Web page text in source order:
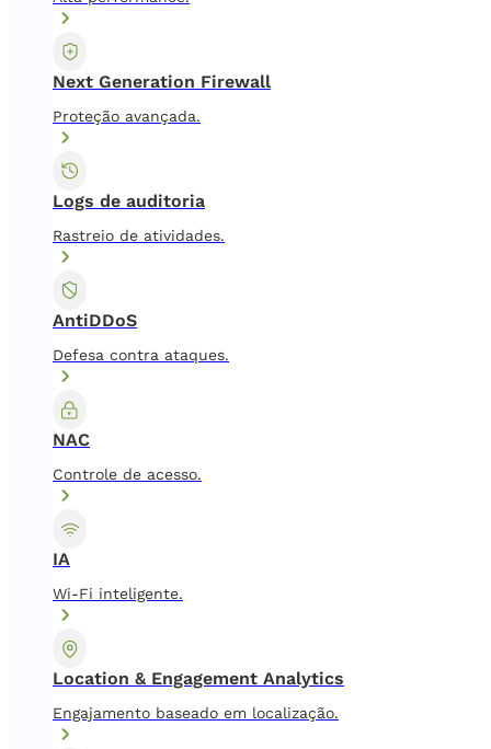
Next Generation Firewall
Proteção avançada.
Logs de auditoria
Rastreio de atividades.
AntiDDoS
Defesa contra ataques.
NAC
Controle de acesso.
IA
Wi-Fi inteligente.
Location & Engagement Analytics
Engajamento baseado em localização.